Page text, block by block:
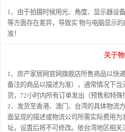
1、由于拍摄时候用光、角度、显示器设
等方面存在差异，导致实 物与电脑显示
准！
关于
1、房产家居网官网旗舰店所售商品以快
备注的商品以描述为准），通常情况下
货，72小时内所有订单发出（预售和特殊
2、发货至香港、澳门、台湾的具体物流
面呈现的描述或物流公司所需实际费用
址，设置后将不可修改。依台湾地区相